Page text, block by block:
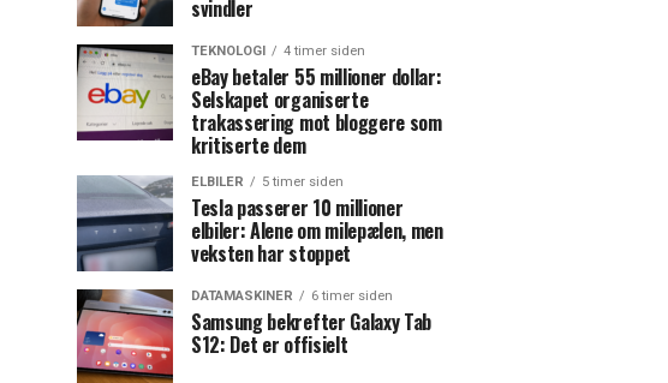
svindler
TEKNOLOGI 4 timer siden
eBay betaler 55 millioner dollar:
Selskapet organiserte
trakassering mot bloggere som
kritiserte dem
ELBILER 5 timer siden
Tesla passerer 10 millioner
elbiler: Alene om milepælen, men
veksten har stoppet
DATAMASKINER 6 timer siden
Samsung bekrefter Galaxy Tab
S12: Det er offisielt